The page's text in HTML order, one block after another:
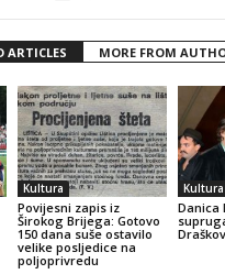
ARTICLES MORE FROM
Kultura
Povijesni zapis iz
Širokog Brijega: Gotovo
150 dana suše ostavilo
velike posljedice na
poljoprivredu
Kultura
Danica